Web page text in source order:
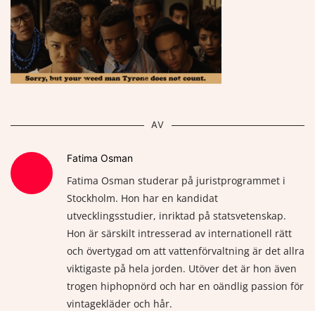
AV
Fatima Osman
Fatima Osman studerar på juristprogrammet i
Stockholm. Hon har en kandidat
utvecklingsstudier, inriktad på statsvetenskap.
Hon är särskilt intresserad av internationell rätt
och övertygad om att vattenförvaltning är det allra
viktigaste på hela jorden. Utöver det är hon även
trogen hiphopnörd och har en oändlig passion för
vintagekläder och hår.